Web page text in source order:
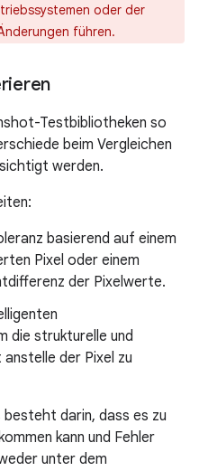
oder der
führen.
Testbibliotheken so
beim Vergleichen
werden.
basierend auf einem
Pixel oder einem
der Pixelwerte.
die strukturelle und
der Pixel zu
darin, dass es zu
kann und Fehler
unter dem